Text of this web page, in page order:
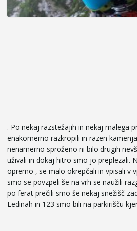
. Po nekaj razstežajih in nekaj malega
enakomerno razkropili in razen
nenamerno sproženo ni bilo drugih
uživali in dokaj hitro smo jo preplezali.
opremo , se malo okrepčali in vpisali v
smo se povzpeli še na vrh se naužili
po ferat prečili smo še nekaj snežišč
Ledinah in 123 smo bili na parkirišču